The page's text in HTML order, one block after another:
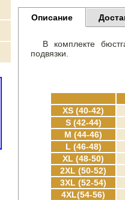
Описание
В комплекте
подвязки.
XS (40-42)
S (42-44)
M (44-46)
L (46-48)
XL (48-50)
2XL (50-52)
3XL (52-54)
4XL(54-56)